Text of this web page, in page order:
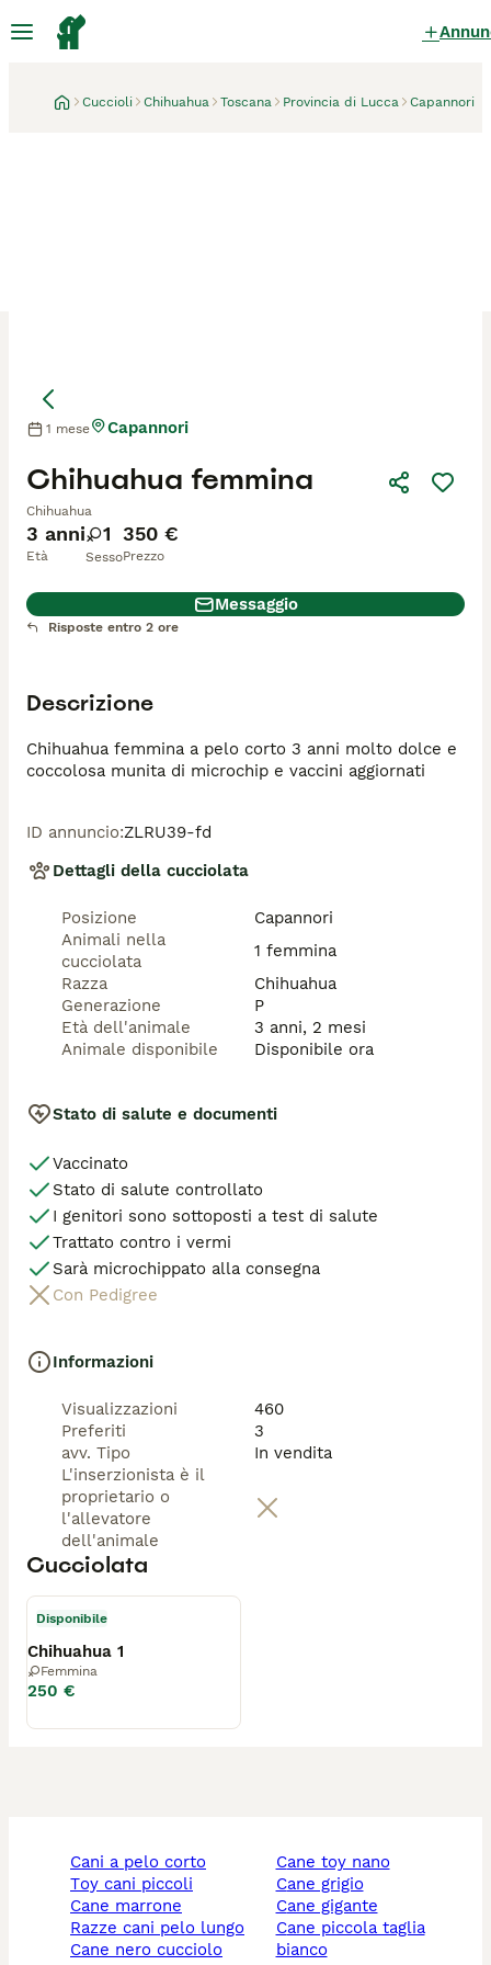
Cuccioli Chihuahua Toscana Provincia di Lucca Capannori
3 anni
Età
1
Sesso
350 €
Prezzo
Chihuahua femmina
Chihuahua
1 mese Capannori
Messaggio
Risposte entro 2 ore
Descrizione
Chihuahua femmina a pelo corto 3 anni molto dolce e
ID annuncio:ZLRU39-fd
Dettagli della cucciolata
Posizione
Capannori
Animali nella
cucciolata
1 femmina
Razza
Chihuahua
Generazione
P
Età dell'animale
3 anni, 2 mesi
Animale disponibile
Disponibile ora
Stato di salute e documenti
Vaccinato
Stato di salute controllato
I genitori sono sottoposti a test di salute
Trattato contro i vermi
Sarà microchippato alla consegna
Con Pedigree
Informazioni
Visualizzazioni
460
Preferiti
3
avv. Tipo
In vendita
L'inserzionista è il
proprietario o
l'allevatore
dell'animale
Cucciolata
Disponibile
Chihuahua 1
Femmina
250 €
cani a pelo corto
toy cani piccoli
cane marrone
razze cani pelo lungo
cane nero cucciolo
cane toy nano
cane grigio
cane gigante
cane piccola taglia
bianco